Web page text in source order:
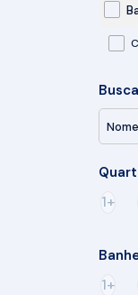
1+
1+